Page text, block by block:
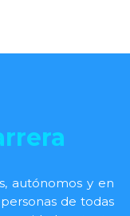
autónomos y en
de todas